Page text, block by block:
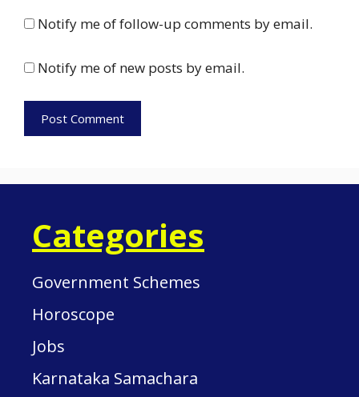
Notify me of follow-up comments by email.
Notify me of new posts by email.
Categories
Government Schemes
Horoscope
Jobs
Karnataka Samachara